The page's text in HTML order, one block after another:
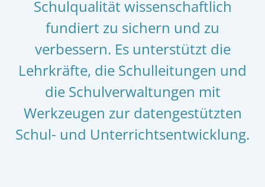
Schulqualität wissenschaftlich
fundiert zu sichern und zu
verbessern. Es unterstützt die
Lehrkräfte, die Schulleitungen und
die Schulverwaltungen mit
Werkzeugen zur datengestützten
Schul- und Unterrichtsentwicklung.